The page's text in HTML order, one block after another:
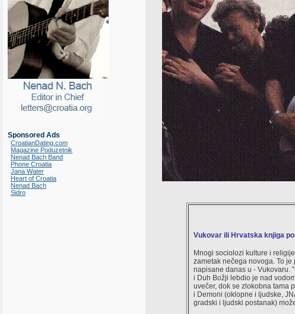
Sponsored Ads
CroatianDating.com
Magazine Poduzetnik
Nenad Bach Band
Phone Croatia
Jana Water
Heart of Croatia
Nenad Bach
Sidro
Vukovar ili Hrvatska knjiga
Mnogi sociolozi kulture i
zametak nečega novoga. To
napisane danas u - Vukovaru.
i Duh Božji lebdio je nad
uvečer, dok se zlokobna tama
i Demoni (oklopne i ljudske,
gradski i ljudski postanak)